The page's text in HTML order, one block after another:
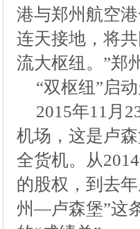
港与郑州航空
连天接地，将
流大枢纽。”郑
“双枢纽”启
2015年11月
机场，这是卢
全货机。从
的股权，到去
州—卢森堡”这